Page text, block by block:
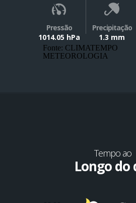
Pressão
1014.05 hPa
Precipitação
1.3 mm
Fonte: CLIMATEMPO
METEOROLOGIA
Tempo ao
Longo do